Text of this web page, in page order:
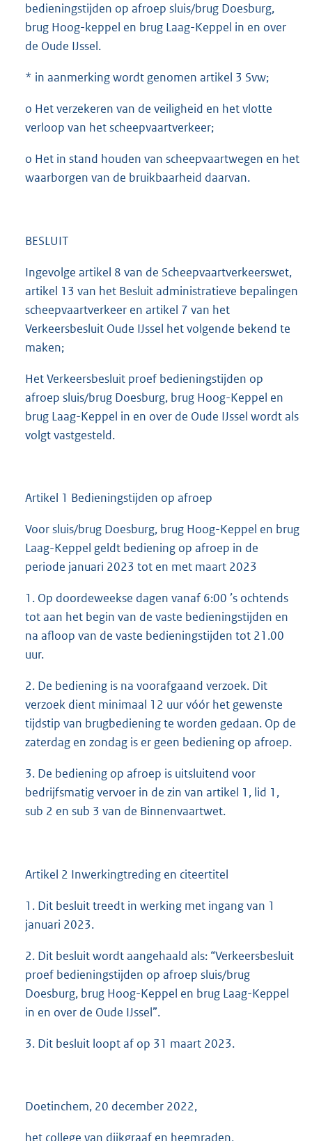
bedieningstijden op afroep sluis/brug Doesburg,
brug Hoog-keppel en brug Laag-Keppel in en over
de Oude IJssel.
* in aanmerking wordt genomen artikel 3 Svw;
o Het verzekeren van de veiligheid en het vlotte
verloop van het scheepvaartverkeer;
o Het in stand houden van scheepvaartwegen en het
waarborgen van de bruikbaarheid daarvan.
BESLUIT
Ingevolge artikel 8 van de Scheepvaartverkeerswet,
artikel 13 van het Besluit administratieve bepalingen
scheepvaartverkeer en artikel 7 van het
Verkeersbesluit Oude IJssel het volgende bekend te
maken;
Het Verkeersbesluit proef bedieningstijden op
afroep sluis/brug Doesburg, brug Hoog-Keppel en
brug Laag-Keppel in en over de Oude IJssel wordt als
volgt vastgesteld.
Artikel 1 Bedieningstijden op afroep
Voor sluis/brug Doesburg, brug Hoog-Keppel en brug
Laag-Keppel geldt bediening op afroep in de
periode januari 2023 tot en met maart 2023
1. Op doordeweekse dagen vanaf 6:00 ’s ochtends
tot aan het begin van de vaste bedieningstijden en
na afloop van de vaste bedieningstijden tot 21.00
uur.
2. De bediening is na voorafgaand verzoek. Dit
verzoek dient minimaal 12 uur vóór het gewenste
tijdstip van brugbediening te worden gedaan. Op de
zaterdag en zondag is er geen bediening op afroep.
3. De bediening op afroep is uitsluitend voor
bedrijfsmatig vervoer in de zin van artikel 1, lid 1,
sub 2 en sub 3 van de Binnenvaartwet.
Artikel 2 Inwerkingtreding en citeertitel
1. Dit besluit treedt in werking met ingang van 1
januari 2023.
2. Dit besluit wordt aangehaald als: “Verkeersbesluit
proef bedieningstijden op afroep sluis/brug
Doesburg, brug Hoog-Keppel en brug Laag-Keppel
in en over de Oude IJssel”.
3. Dit besluit loopt af op 31 maart 2023.
Doetinchem, 20 december 2022,
het college van dijkgraaf en heemraden,